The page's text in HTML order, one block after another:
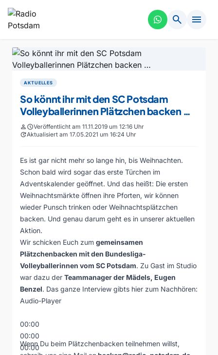
search menu
AKTUELLES
So könnt ihr mit den SC Potsdam
Volleyballerinnen Plätzchen backen …
personscheduleVeröffentlicht am 11.11.2019 um 12:16 Uhr
updateAktualisiert am 17.05.2021 um 16:24 Uhr
Es ist gar nicht mehr so lange hin, bis Weihnachten.
Schon bald wird sogar das erste Türchen im
Adventskalender geöffnet. Und das heißt: Die ersten
Weihnachtsmärkte öffnen ihre Pforten, wir können
wieder Punsch trinken oder Weihnachtsplätzchen
backen. Und genau darum geht es in unserer aktuellen
Aktion.
Wir schicken Euch zum gemeinsamen
Plätzchenbacken mit den Bundesliga-
Volleyballerinnen vom SC Potsdam. Zu Gast im Studio
war dazu der Teammanager der Mädels, Eugen
Benzel. Das ganze Interview gibts hier zum Nachhören:
Audio-Player
00:00
00:00
00:00
Wenn Du beim Plätzchenbacken teilnehmen willst,